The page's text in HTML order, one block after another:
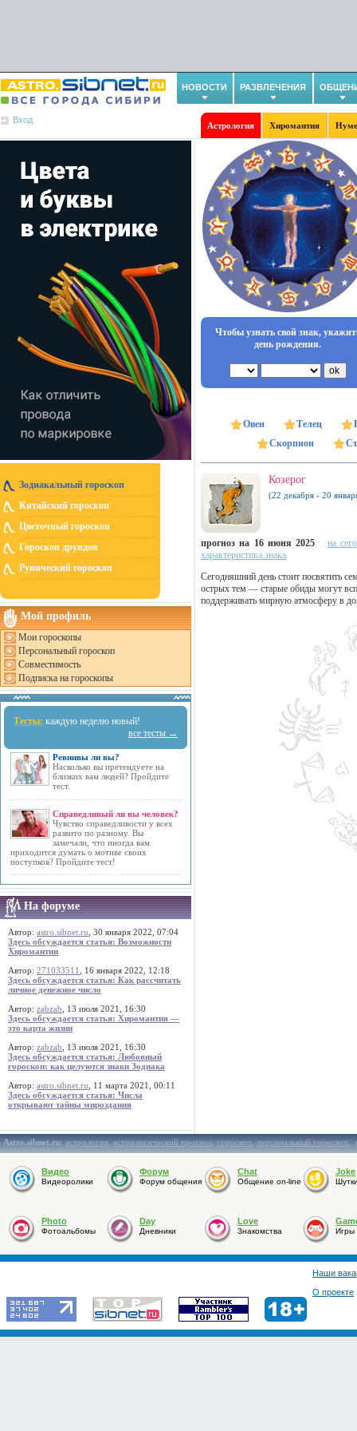
НОВОСТИ РАЗВЛЕЧЕНИЯ
Вход
Астрология Хиромантия
Зодиакальный гороскоп
Китайский гороскоп
Цветочный гороскоп
Гороскоп друидов
Рунический гороскоп
Мой профиль
Мои гороскопы
Персональный гороскоп
Совместимость
Подписка на гороскопы
Тесты: каждую неделю новый!
все тесты →
Ревнивы ли вы?
Насколько вы претендуете на
близких вам людей? Пройдите
тест.
Справедливый ли вы человек?
Чувство справедливости у всех
развито по разному. Вы
замечали, что иногда вам
приходится думать о мотиве своих
поступков? Пройдите тест!
На форуме
Автор: astro.sibnet.ru , 30 января 2022, 07:04
Здесь обсуждается статья: Возможности
Хиромантии
Автор: 271033511
, 16 января 2022, 12:18
Здесь обсуждается статья: Как рассчитать
личное денежное число
Автор: zabzab , 13 июля 2021, 16:30
Здесь обсуждается статья: Хиромантия —
это карта жизни
Автор: zabzab , 13 июля 2021, 16:30
Здесь обсуждается статья: Любовный
гороскоп: как целуются знаки Зодиака
Автор: astro.sibnet.ru , 11 марта 2021, 00:11
Здесь обсуждается статья: Числа
открывают тайны мироздания
Чтобы узнать свой знак,
день рождения.
Овен Телец
Скорпион
Козерог
(22 декабря - 20
прогноз на 16 июня 2025
на
характеристика знака
Сегодняшний день стоит посвятить
острых тем — старые обиды могут
поддерживать мирную атмосферу в
Astro.sibnet.ru:астрология,астрологический прогноз,гороскоп,персональный гороскоп,
Видео
Видеоролики
Форум
Форум общения
Chat
Общение on-line
Joke
Photo
Фотоальбомы
Day
Дневники
Love
Знакомства Игры
Наши
О проекте